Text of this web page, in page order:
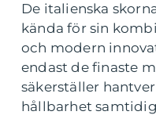
De italienska
kända för sin
och modern
endast de finaste
säkerställer
hållbarhet